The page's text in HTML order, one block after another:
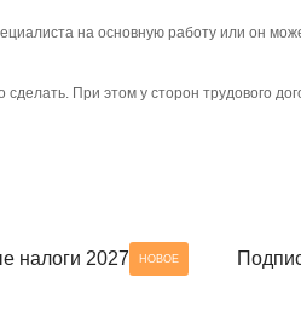
налоги 2027 НОВОЕ
на основную работу или он
При этом у сторон трудового